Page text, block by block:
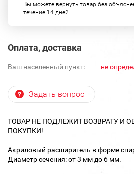
Вы можете вернуть товар без
течение 14 дней
Оплата, доставка
Ваш населенный пункт: не
Задать вопрос
ТОВАР НЕ ПОДЛЕЖИТ ВОЗВРАТУ И
ПОКУПКИ!
Акриловый расширитель в форме
Диаметр сечения: от 3 мм до 6 мм.